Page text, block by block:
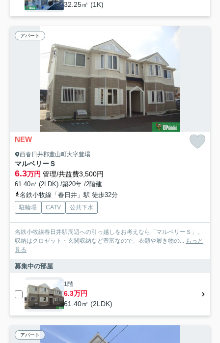
32.25㎡ (1K)
アパート
NEW
西春日井郡豊山町大字豊場
マルベリーＳ
6.3万円 管理/共益費3,500円
61.40㎡ (2LDK) /築20年 /2階建
名鉄小牧線「春日井」駅 徒歩32分
駐輪場 CATV 公共下水
名鉄小牧線春日井駅周辺への引っ越しをお考えなら「マルベリーＳ」。
収納はクロゼット・玄関収納など豊富なので、衣類や履き物の... もっと
見る
募集中の部屋
1階
6.3万円
61.40㎡ (2LDK)
アパート